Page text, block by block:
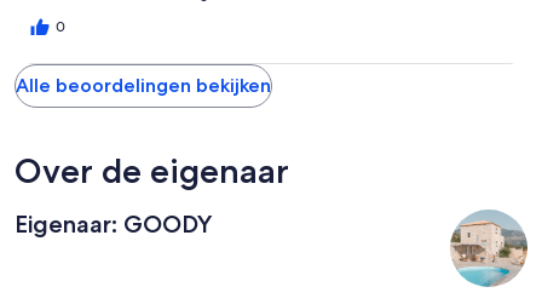
0
Alle beoordelingen bekijken
Over de eigenaar
Eigenaar: GOODY